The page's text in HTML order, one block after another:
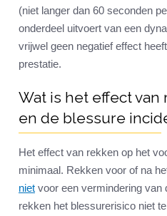
(niet langer dan 60 seconden
onderdeel uitvoert van een
vrijwel geen negatief effect
prestatie.
Wat is het effect
en de blessure
Het effect van rekken op het
minimaal. Rekken voor of na
niet voor een vermindering van
rekken het blessurerisico niet